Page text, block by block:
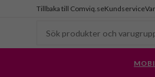
Tillbaka till Comviq.seKundservice